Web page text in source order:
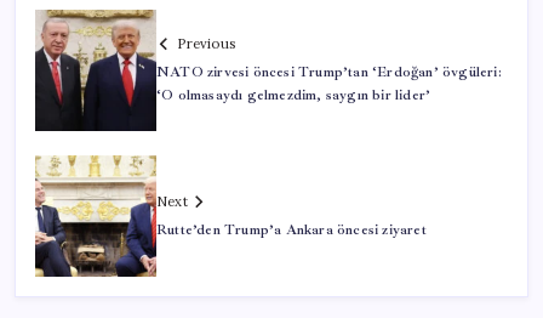
Previous
NATO zirvesi öncesi Trump’tan ‘Erdoğan’ övgüleri:
‘O olmasaydı gelmezdim, saygın bir lider’
Next
Rutte’den Trump’a Ankara öncesi ziyaret